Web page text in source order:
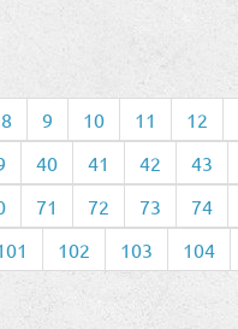
8 9 10 11 12
40 41 42 43
71 72 73 74
102 103 104